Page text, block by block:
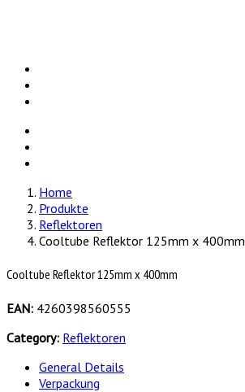
Home
Produkte
Reflektoren
Cooltube Reflektor 125mm x 400mm
Cooltube Reflektor 125mm x 400mm
EAN: 4260398560555
Category: Reflektoren
General Details
Verpackung